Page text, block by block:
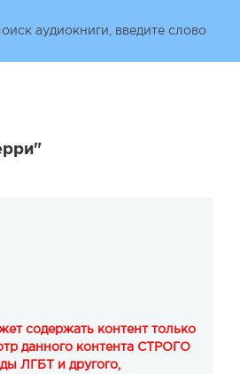
содержать контент только
данного контента СТРОГО
ЛГБТ и другого,